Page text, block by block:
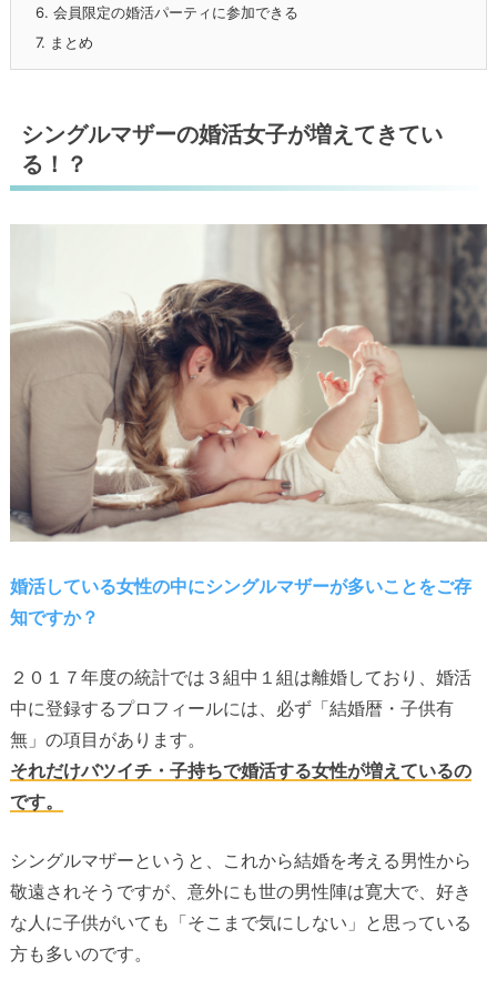
6. 会員限定の婚活パーティに参加できる
7. まとめ
シングルマザーの婚活女子が増えてきてい
る！？
婚活している女性の中にシングルマザーが多いことをご存
知ですか？
２０１７年度の統計では３組中１組は離婚しており、婚活
中に登録するプロフィールには、必ず「結婚暦・子供有
無」の項目があります。
それだけバツイチ・子持ちで婚活する女性が増えているの
です。
シングルマザーというと、これから結婚を考える男性から
敬遠されそうですが、意外にも世の男性陣は寛大で、好き
な人に子供がいても「そこまで気にしない」と思っている
方も多いのです。